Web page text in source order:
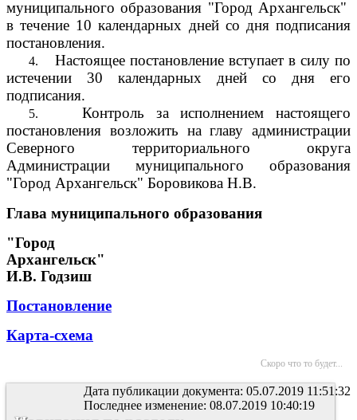
муниципального образования "Город Архангельск"
в течение 10 календарных дней со дня подписания
постановления.
4.
Настоящее постановление вступает в силу по
истечении 30 календарных дней со дня его
подписания.
5.
Контроль за исполнением настоящего
постановления возложить на главу администрации
Северного территориального округа
Администрации муниципального образования
"Город Архангельск" Боровикова Н.В.
Глава муниципального образования
"Город
Архангельск"
И.В. Годзиш
Постановление
Карта-схема
Скоро что то будет...
Дата публикации документа: 05.07.2019 11:51:32
Последнее изменение: 08.07.2019 10:40:19